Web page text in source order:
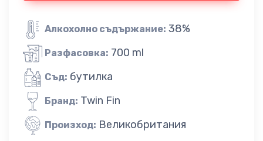
Алкохолно съдържание: 38%
Разфасовка: 700 ml
Съд: бутилка
Бранд: Twin Fin
Произход: Великобритания